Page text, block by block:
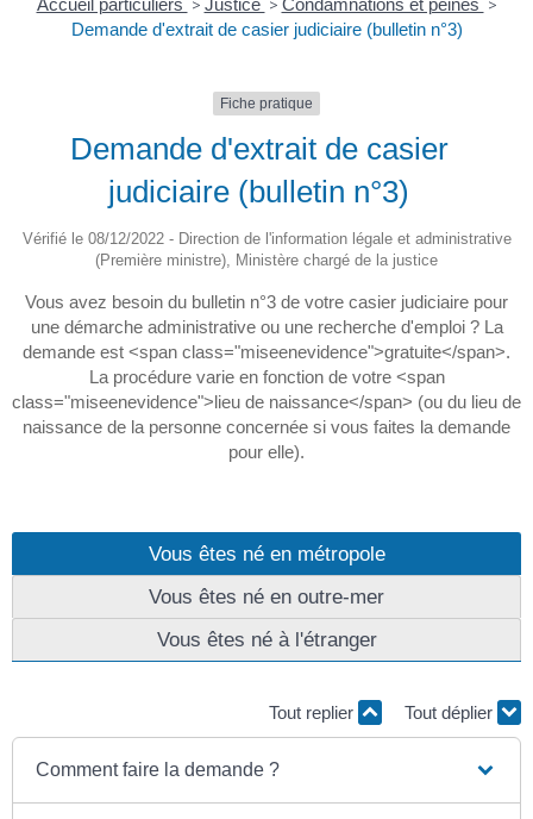
Accueil particuliers > Justice > Condamnations et peines >
Demande d'extrait de casier judiciaire (bulletin n°3)
Fiche pratique
Demande d'extrait de casier
judiciaire (bulletin n°3)
Vérifié le 08/12/2022 - Direction de l'information légale et administrative
(Première ministre), Ministère chargé de la justice
Vous avez besoin du bulletin n°3 de votre casier judiciaire pour
une démarche administrative ou une recherche d'emploi ? La
demande est <span class="miseenevidence">gratuite</span>.
La procédure varie en fonction de votre <span
class="miseenevidence">lieu de naissance</span> (ou du lieu de
naissance de la personne concernée si vous faites la demande
pour elle).
Vous êtes né en métropole
Vous êtes né en outre-mer
Vous êtes né à l'étranger
Tout replier Tout déplier
Comment faire la demande ?